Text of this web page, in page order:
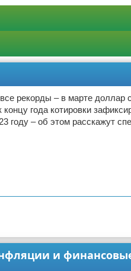
рекорды – в марте доллар
года котировки
году – об этом расскажут
и